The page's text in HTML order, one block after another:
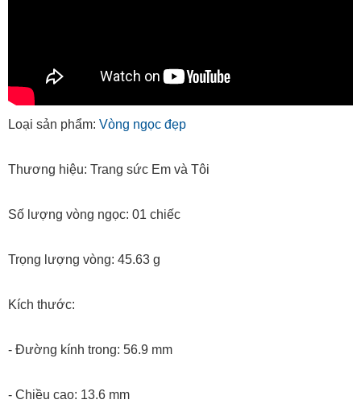
Loại sản phẩm: Vòng ngọc đẹp
Thương hiệu: Trang sức Em và Tôi
Số lượng vòng ngọc: 01 chiếc
Trọng lượng vòng: 45.63 g
Kích thước:
- Đường kính trong: 56.9 mm
- Chiều cao: 13.6 mm